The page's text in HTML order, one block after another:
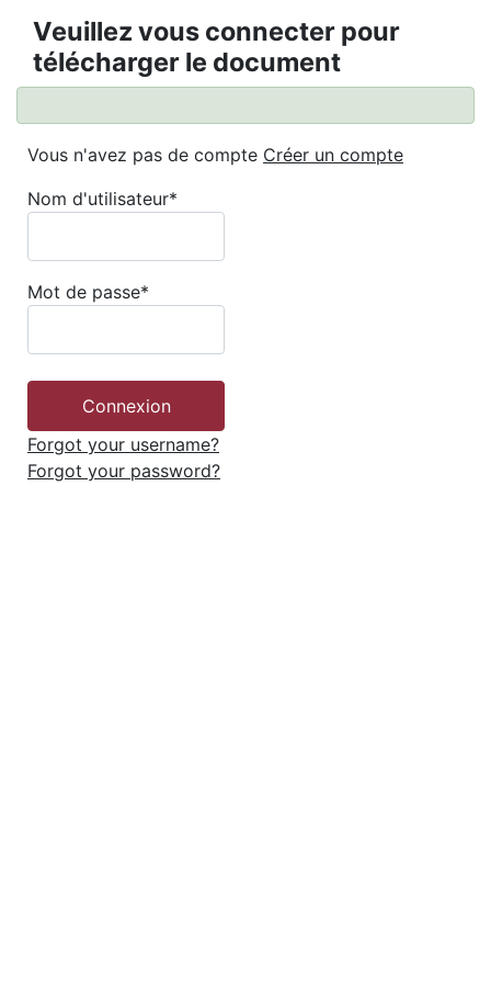
Veuillez vous connecter pour
télécharger le document
Vous n'avez pas de compte Créer un compte
Nom d'utilisateur*
Mot de passe*
Forgot your username?
Forgot your password?